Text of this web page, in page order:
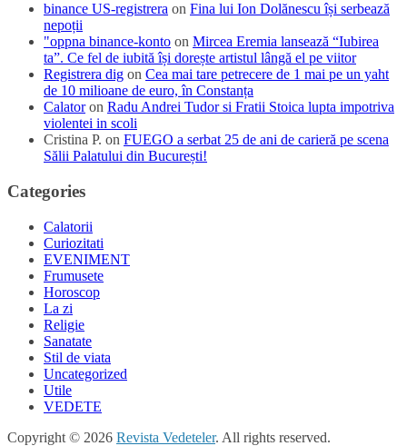
binance US-registrera on Fina lui Ion Dolănescu își serbează
nepoții
"oppna binance-konto on Mircea Eremia lansează “Iubirea
ta”. Ce fel de iubită își dorește artistul lângă el pe viitor
Registrera dig on Cea mai tare petrecere de 1 mai pe un yaht
de 10 milioane de euro, în Constanța
Calatoron Radu Andrei Tudor si Fratii Stoica lupta impotriva
violentei in scoli
Cristina P. on FUEGO a serbat 25 de ani de carieră pe scena
Sălii Palatului din București!
Categories
Calatorii
Curiozitati
EVENIMENT
Frumusete
Horoscop
La zi
Religie
Sanatate
Stil de viata
Uncategorized
Utile
VEDETE
Copyright © 2026 Revista Vedeteler. All rights reserved.